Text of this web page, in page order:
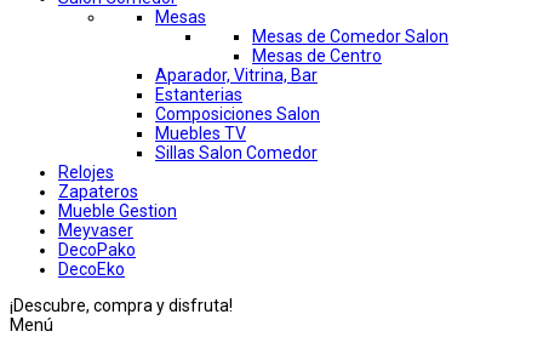
Mesas
Mesas de Comedor Salon
Mesas de Centro
Aparador, Vitrina, Bar
Estanterias
Composiciones Salon
Muebles TV
Sillas Salon Comedor
Relojes
Zapateros
Mueble Gestion
Meyvaser
DecoPako
DecoEko
¡Descubre, compra y disfruta!
Menú